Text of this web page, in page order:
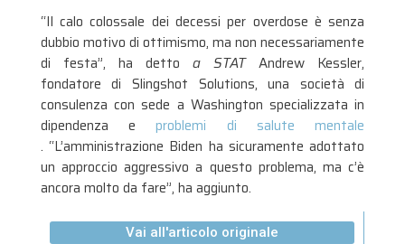
“Il calo colossale dei decessi per overdose è senza
dubbio motivo di ottimismo, ma non necessariamente
di festa”, ha dettoa STATAndrew Kessler,
fondatore di Slingshot Solutions, una società di
consulenza con sede a Washington specializzata in
dipendenza eproblemi di salute mentale
.“L’amministrazione Biden ha sicuramente adottato
un approccio aggressivo a questo problema, ma c’è
ancora molto da fare”, ha aggiunto.
Vai all'articolo originale